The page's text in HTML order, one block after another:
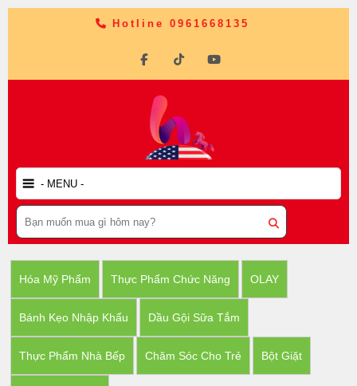
Hotline 0961668135
Hóa Mỹ Phẩm Thực Phẩm Chức Năng OLAY
Bánh Kẹo Nhập Khẩu Dầu Gội Sữa Tắm
Thực Phẩm Nhà Bếp Chăm Sóc Cho Trẻ Bột Giặt